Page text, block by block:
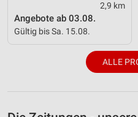
2,9 km
Angebote ab 03.08.
Gültig bis Sa. 15.08.
ALLE